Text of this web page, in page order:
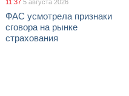
11:37 5 августа 2026
ФАС усмотрела признаки
сговора на рынке
страхования